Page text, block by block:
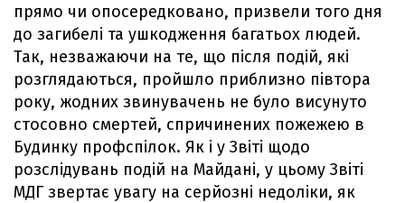
прямо чи опосередковано, призвели того дня
до загибелі та ушкодження багатьох людей.
Так, незважаючи на те, що після подій, які
розглядаються, пройшло приблизно півтора
року, жодних звинувачень не було висунуто
стосовно смертей, спричинених пожежею в
Будинку профспілок. Як і у Звіті щодо
розслідувань подій на Майдані, у цьому Звіті
МДГ звертає увагу на серйозні недоліки, як